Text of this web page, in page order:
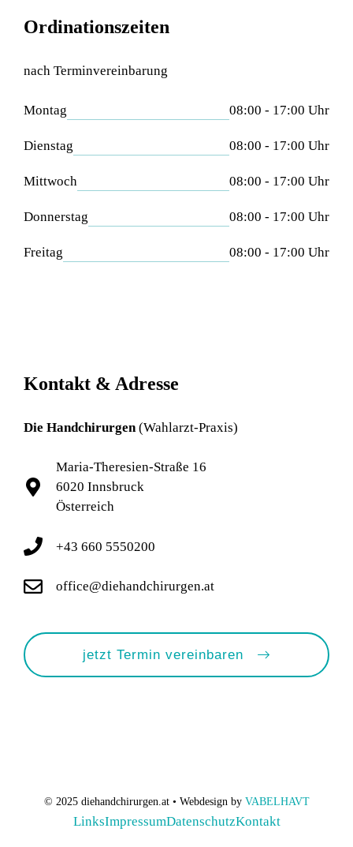
Ordinationszeiten
nach Terminvereinbarung
Montag 08:00 - 17:00 Uhr
Dienstag 08:00 - 17:00 Uhr
Mittwoch 08:00 - 17:00 Uhr
Donnerstag 08:00 - 17:00 Uhr
Freitag 08:00 - 17:00 Uhr
Kontakt & Adresse
Die Handchirurgen(Wahlarzt-Praxis)
Maria-Theresien-Straße 16
6020 Innsbruck
Österreich
+43 660 5550200
office@diehandchirurgen.at
jetzt Termin vereinbaren
© 2025 diehandchirurgen.at • Webdesign by VABELHAVT
LinksImpressumDatenschutzKontakt